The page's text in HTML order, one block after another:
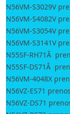
N56VM-S3029V
N56VM-S4082V
N56VM-S3054V
N56VM-S3141V
N55SF-RH71Â
N55SF-DS71Â
N56VM-4048X
N56VZ-ES71
N56VZ-DS71